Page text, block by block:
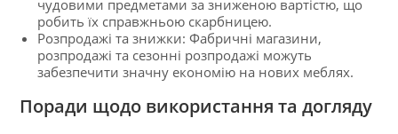
чудовими предметами за зниженою вартістю, що
робить їх справжньою скарбницею.
Розпродажі та знижки: Фабричні магазини,
розпродажі та сезонні розпродажі можуть
забезпечити значну економію на нових меблях.
Поради щодо використання та догляду